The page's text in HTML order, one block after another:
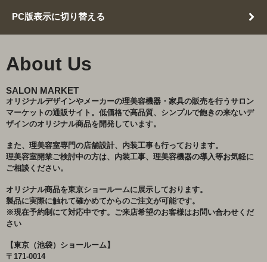
PC版表示に切り替える
About Us
SALON MARKET
オリジナルデザインやメーカーの理美容機器・家具の販売を行うサロン
マーケットの通販サイト。低価格で高品質、シンプルで飽きの来ないデ
ザインのオリジナル商品を開発しています。
また、理美容室専門の店舗設計、内装工事も行っております。
理美容室開業ご検討中の方は、内装工事、理美容機器の導入等お気軽に
ご相談ください。
オリジナル商品を東京ショールームに展示しております。
製品に実際に触れて確かめてからのご注文が可能です。
※現在予約制にて対応中です。ご来店希望のお客様はお問い合わせくだ
さい
【東京（池袋）ショールーム】
〒171-0014